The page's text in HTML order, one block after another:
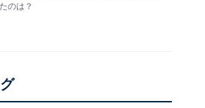
のは？